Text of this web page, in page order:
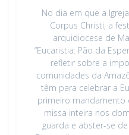
No dia em que a
Corpus Christi, a
arquidiocese de
“Eucaristia: Pão da
refletir sobre a
comunidades da
têm para celebrar a
primeiro mandamento
missa inteira nos
guarda e abster-se